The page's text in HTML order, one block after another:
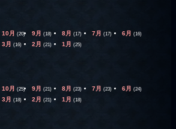
10月 (20) 9月 (18) 8月 (17) 7月 (17) 6月 (16)
3月 (16) 2月 (21) 1月 (25)
10月 (25) 9月 (21) 8月 (23) 7月 (23) 6月 (24)
3月 (18) 2月 (21) 1月 (18)